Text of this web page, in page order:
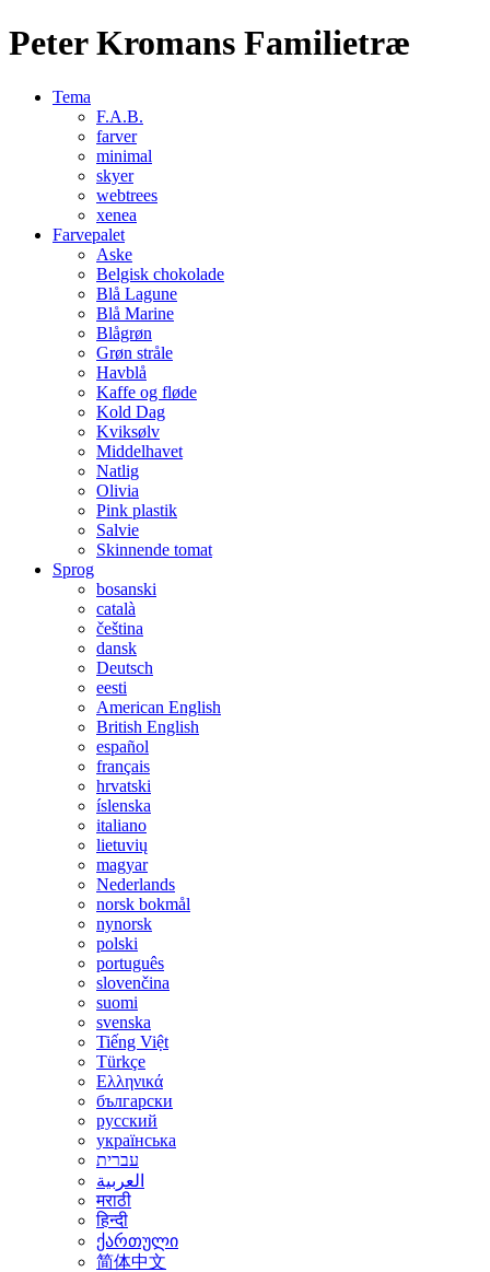
Peter Kromans Familietræ
Tema
F.A.B.
farver
minimal
skyer
webtrees
xenea
Farvepalet
Aske
Belgisk chokolade
Blå Lagune
Blå Marine
Blågrøn
Grøn stråle
Havblå
Kaffe og fløde
Kold Dag
Kviksølv
Middelhavet
Natlig
Olivia
Pink plastik
Salvie
Skinnende tomat
Sprog
bosanski
català
čeština
dansk
Deutsch
eesti
American English
British English
español
français
hrvatski
íslenska
italiano
lietuvių
magyar
Nederlands
norsk bokmål
nynorsk
polski
português
slovenčina
suomi
svenska
Tiếng Việt
Türkçe
Ελληνικά
български
русский
українська
עברית
العربية
मराठी
हिन्दी
ქართული
简体中文